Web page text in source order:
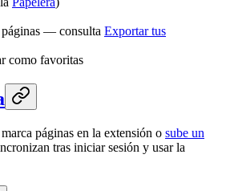
— consulta Exportar tus
como favoritas
páginas en la extensión o sube un
tras iniciar sesión y usar la